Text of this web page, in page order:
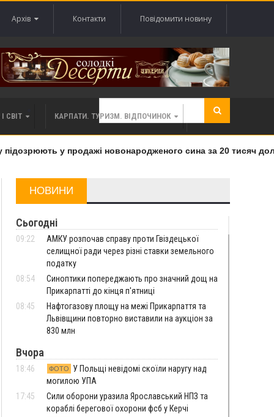
Архів Контакти Повідомити новину
СВІТ КАРПАТИ. ТУРИЗМ. ВІДПОЧИНОК
у продажі новонародженого сина за 20 тисяч
НОВИНИ
Сьогодні
09:22
АМКУ розпочав справу проти Гвіздецької
селищної ради через різні ставки земельного
податку
08:54
Синоптики попереджають про значний дощ на
Прикарпатті до кінця п'ятниці
08:45
Нафтогазову площу на межі Прикарпаття та
Львівщини повторно виставили на аукціон за
830 млн
Вчора
18:46 ФОТО
У Польщі невідомі скоїли наругу над
могилою УПА
17:45
Сили оборони уразила Ярославський НПЗ та
кораблі берегової охорони фсб у Керчі